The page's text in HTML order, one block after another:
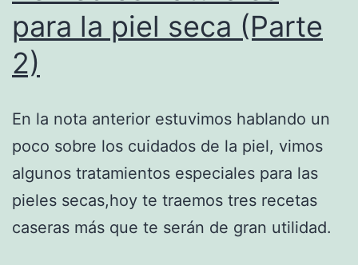
para la piel seca (Parte
2)
En la nota anterior estuvimos hablando un
poco sobre los cuidados de la piel, vimos
algunos tratamientos especiales para las
pieles secas,hoy te traemos tres recetas
caseras más que te serán de gran utilidad.